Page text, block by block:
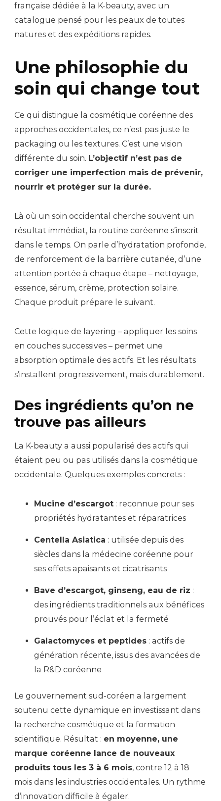
française dédiée à la K-beauty, avec un
catalogue pensé pour les peaux de toutes
natures et des expéditions rapides.
Une philosophie du
soin qui change tout
Ce qui distingue la cosmétique coréenne des
approches occidentales, ce n’est pas juste le
packaging ou les textures. C’est une vision
différente du soin. L’objectif n’est pas de
corriger une imperfection mais de prévenir,
nourrir et protéger sur la durée.
Là où un soin occidental cherche souvent un
résultat immédiat, la routine coréenne s’inscrit
dans le temps. On parle d’hydratation profonde,
de renforcement de la barrière cutanée, d’une
attention portée à chaque étape – nettoyage,
essence, sérum, crème, protection solaire.
Chaque produit prépare le suivant.
Cette logique de layering – appliquer les soins
en couches successives – permet une
absorption optimale des actifs. Et les résultats
s’installent progressivement, mais durablement.
Des ingrédients qu’on ne
trouve pas ailleurs
La K-beauty a aussi popularisé des actifs qui
étaient peu ou pas utilisés dans la cosmétique
occidentale. Quelques exemples concrets :
Mucine d’escargot : reconnue pour ses
propriétés hydratantes et réparatrices
Centella Asiatica : utilisée depuis des
siècles dans la médecine coréenne pour
ses effets apaisants et cicatrisants
Bave d’escargot, ginseng, eau de riz :
des ingrédients traditionnels aux bénéfices
prouvés pour l’éclat et la fermeté
Galactomyces et peptides : actifs de
génération récente, issus des avancées de
la R&D coréenne
Le gouvernement sud-coréen a largement
soutenu cette dynamique en investissant dans
la recherche cosmétique et la formation
scientifique. Résultat : en moyenne, une
marque coréenne lance de nouveaux
produits tous les 3 à 6 mois, contre 12 à 18
mois dans les industries occidentales. Un rythme
d’innovation difficile à égaler.